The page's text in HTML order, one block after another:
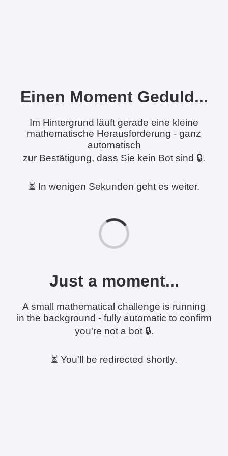
Einen Moment Geduld...
Im Hintergrund läuft gerade eine kleine
mathematische Herausforderung - ganz
automatisch
zur Bestätigung, dass Sie kein Bot sind 🔒.
⏳ In wenigen Sekunden geht es weiter.
Just a moment...
A small mathematical challenge is running
in the background - fully automatic to confirm
you're not a bot 🔒.
⏳ You'll be redirected shortly.